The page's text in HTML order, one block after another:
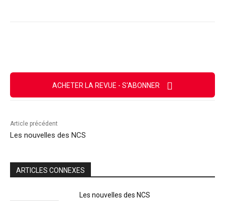
ACHETER LA REVUE - S'ABONNER
Article précédent
Les nouvelles des NCS
ARTICLES CONNEXES
Les nouvelles des NCS